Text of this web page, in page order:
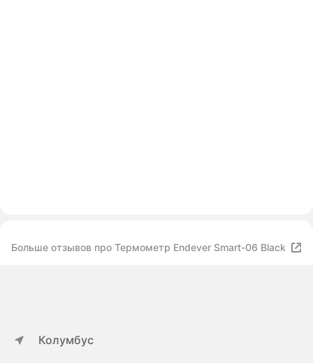
Больше отзывов про Термометр Endever Smart-06 Black
Колумбус